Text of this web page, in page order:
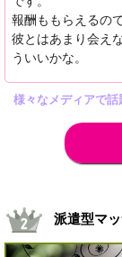
報酬ももらえるの
彼とはあまり会え
ういいかな。
様々なメディアで話
派遣型マ